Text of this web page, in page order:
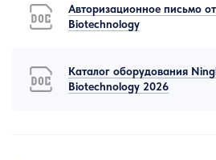
Авторизационное письмо
Biotechnology
Каталог оборудования
Biotechnology 2026